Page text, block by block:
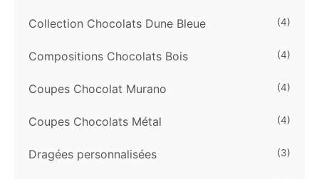
Collection Chocolats Dune Bleue (4)
Compositions Chocolats Bois (4)
Coupes Chocolat Murano (4)
Coupes Chocolats Métal (4)
Dragées personnalisées (3)